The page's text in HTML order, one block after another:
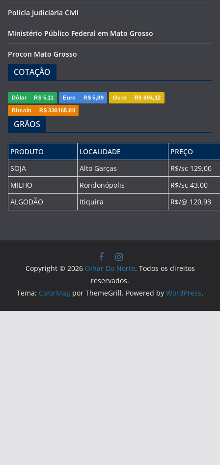
Polícia Judiciária Civil
Ministério Público Federal em Mato Grosso
Procon Mato Grosso
COTAÇÃO
Dólar R$ 5,11 Euro R$ 5,89 Ouro R$ 694,12
Bitcoin R$ 330165,00
GRÃOS
PRODUTO LOCALIDADE
PREÇO
SOJA
Alto Garças
R$/sc 129,00
MILHO
Rondonópolis
R$/sc 43,00
ALGODÃO
Itiquira R$/@ 120,93
Copyright © 2026 Olhar Do Norte. Todos os direitos
reservados.
Tema: ColorMag por ThemeGrill. Powered by WordPress.